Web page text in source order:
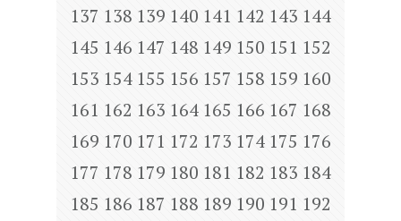
137 138 139 140 141 142 143 144
145 146 147 148 149 150 151 152
153 154 155 156 157 158 159 160
161 162 163 164 165 166 167 168
169 170 171 172 173 174 175 176
177 178 179 180 181 182 183 184
185 186 187 188 189 190 191 192